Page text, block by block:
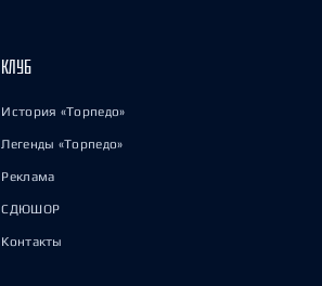
КЛУБ
История «Торпедо»
Легенды «Торпедо»
Реклама
СДЮШОР
Контакты